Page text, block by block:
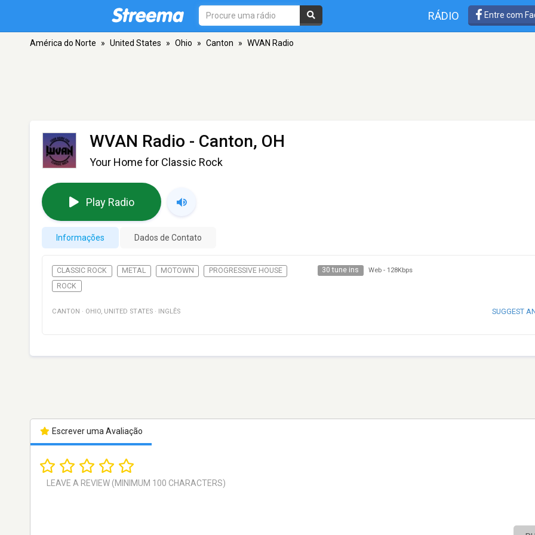
RÁDIO Entre com
América do Norte » United States » Ohio » Canton » WVAN Radio
WVAN Radio - Canton, OH
Your Home for Classic Rock
Play Radio
Informações Dados de Contato
CLASSIC ROCK METAL MOTOWN
PROGRESSIVE HOUSE
ROCK
30 tune ins Web - 128Kbps
CANTON · OHIO, UNITED STATES · INGLÊS SUGGEST
Escrever uma Avaliação